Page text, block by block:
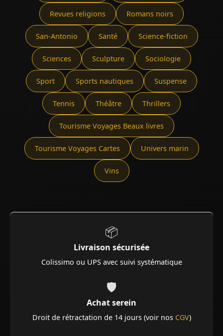
Revues religions Romans noirs
San-Antonio Santé Science-fiction
Sciences Sculpture Sociologie
Sport Sports nautiques Suspense
Tennis Théâtre Thrillers
Tourisme Voyages Beaux livres
Tourisme Voyages Cartes Univers marin
Vins
📦
Livraison sécurisée
Colissimo ou UPS avec suivi systématique
🛡️
Achat serein
Droit de rétractation de 14 jours (voir nos CGV)